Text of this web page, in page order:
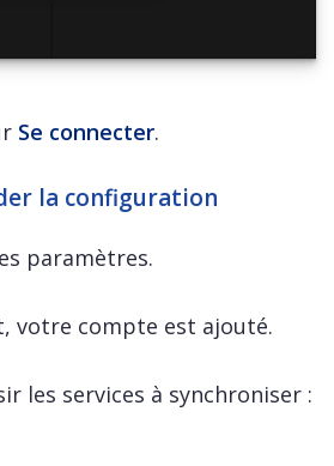
Se connecter.
la configuration
paramètres.
votre compte est ajouté.
les services à synchroniser :